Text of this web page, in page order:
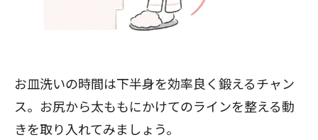
お皿洗いの時間は下半身を効率良く鍛えるチャン
ス。お尻から太ももにかけてのラインを整える動
きを取り入れてみましょう。